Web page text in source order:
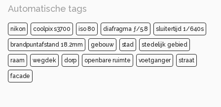
Automatische tags
nikon coolpix s3700 iso 80 diafragma ƒ/5.8 sluitertijd 1/640s
brandpuntafstand 18.2mm gebouw stad stedelijk gebied
raam wegdek dorp openbare ruimte voetganger straat
facade